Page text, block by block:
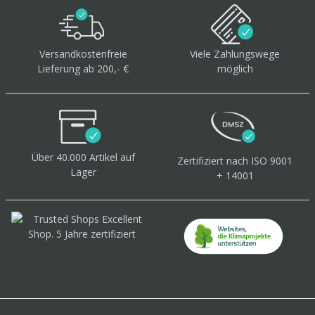
Versandkostenfreie
Lieferung ab 200,- €
Viele Zahlungswege
möglich
Über 40.000 Artikel auf
Lager
Zertifiziert nach ISO 9001
+ 14001